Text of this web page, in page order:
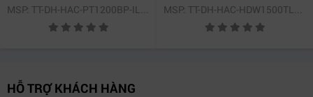
MSP: TT-DH-HAC-PT1200BP-IL-A-E2Z MSP: TT-DH-HAC-HDW1500TLMP-IL-A
HỖ TRỢ KHÁCH HÀNG